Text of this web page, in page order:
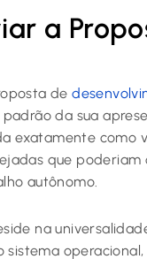
a
de
da sua
exatamente como
que
autônomo.
na